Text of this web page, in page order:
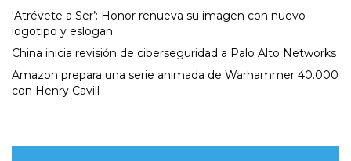
‘Atrévete a Ser’: Honor renueva su imagen con nuevo
logotipo y eslogan
China inicia revisión de ciberseguridad a Palo Alto Networks
Amazon prepara una serie animada de Warhammer 40.000
con Henry Cavill